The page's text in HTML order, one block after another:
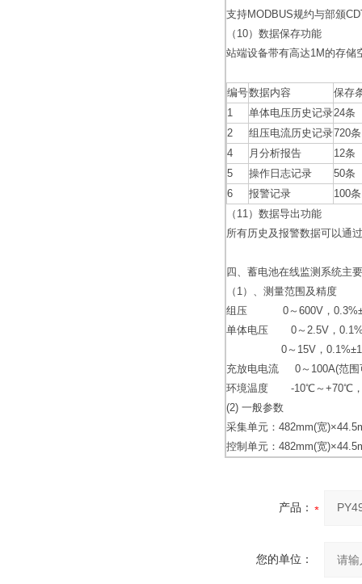
支持MODBUS规约与部颁
（10）数据保存功能
站端设备带有高达1M的存储
编号数据内容
保存
1
单体电压历史记录24条
2
组压电流历史记录720条
4
月分析报告
12条
5
操作日志记录
50条
6
报警记录
100条
（11）数据导出功能
所有历史及报警数据可以通
四、蓄电池在线监测系统主
（1）、测量范围及精度
组压 0～600V，
单体电压 0～2.5V，
0～15V，
充放电电流 0～100A(范围
环境温度 -10℃～+70℃
(2) 一般参数
采集单元：482mm(宽
控制单元：482mm(宽
产品：
您的单位：